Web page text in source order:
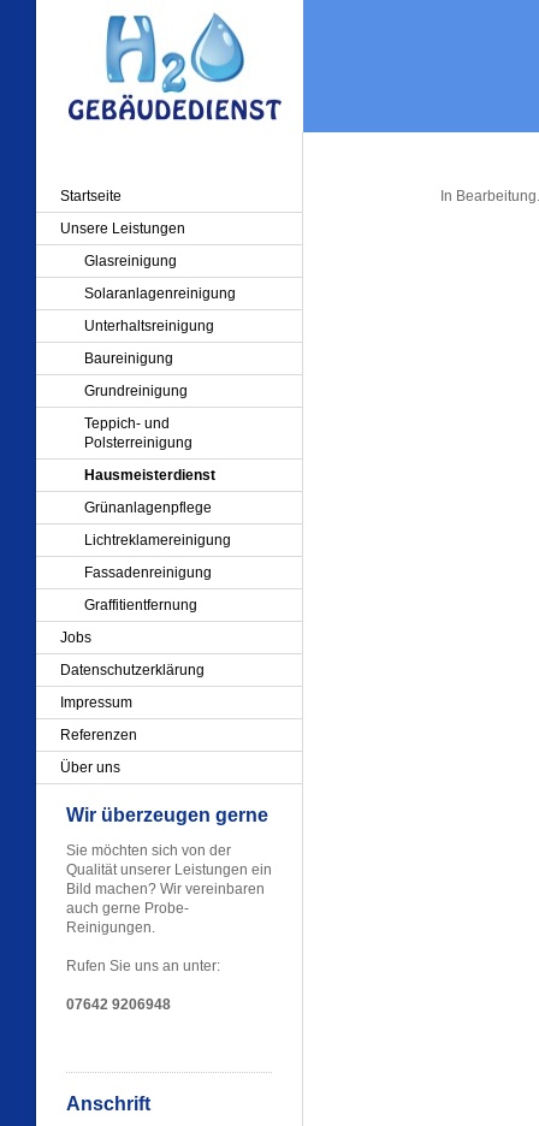
In Bearbeitung.
Startseite
Unsere Leistungen
Glasreinigung
Solaranlagenreinigung
Unterhaltsreinigung
Baureinigung
Grundreinigung
Teppich- und
Polsterreinigung
Hausmeisterdienst
Grünanlagenpflege
Lichtreklamereinigung
Fassadenreinigung
Graffitientfernung
Jobs
Datenschutzerklärung
Impressum
Referenzen
Über uns
Wir überzeugen gerne
Sie möchten sich von der
Qualität unserer Leistungen ein
Bild machen? Wir vereinbaren
auch gerne Probe-
Reinigungen.
Rufen Sie uns an unter:
07642 9206948
Anschrift